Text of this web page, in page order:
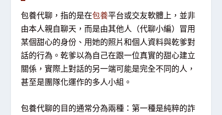
包養代聊，指的是在包養平台或交友軟體上，並非
由本人親自聊天，而是由其他人（代聊小編）冒用
某個甜心的身份、用她的照片和個人資料與乾爹對
話的行為。乾爹以為自己在跟一位真實的甜心建立
關係，實際上對話的另一端可能是完全不同的人，
甚至是團隊化運作的多人小組。
包養代聊的目的通常分為兩種：第一種是純粹的詐